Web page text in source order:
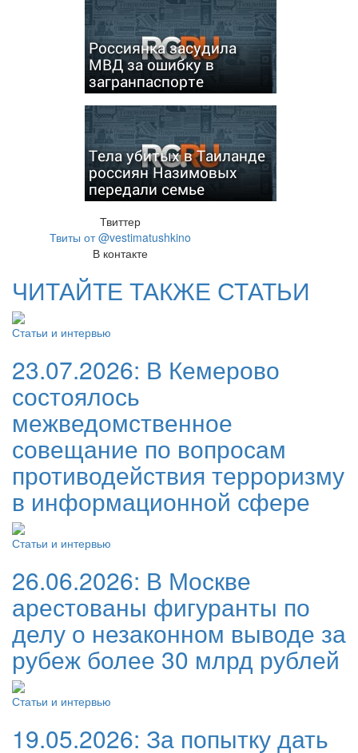
Россиянка засудила
МВД за ошибку в
загранпаспорте
Тела убитых в Таиланде
россиян Назимовых
передали семье
Твиттер
Твиты от @vestimatushkino
В контакте
ЧИТАЙТЕ ТАКЖЕ СТАТЬИ
Статьи и интервью
23.07.2026: В Кемерово
состоялось
межведомственное
совещание по вопросам
противодействия терроризму
в информационной сфере
Статьи и интервью
26.06.2026: В Москве
арестованы фигуранты по
делу о незаконном выводе за
рубеж более 30 млрд рублей
Статьи и интервью
19.05.2026: За попытку дать